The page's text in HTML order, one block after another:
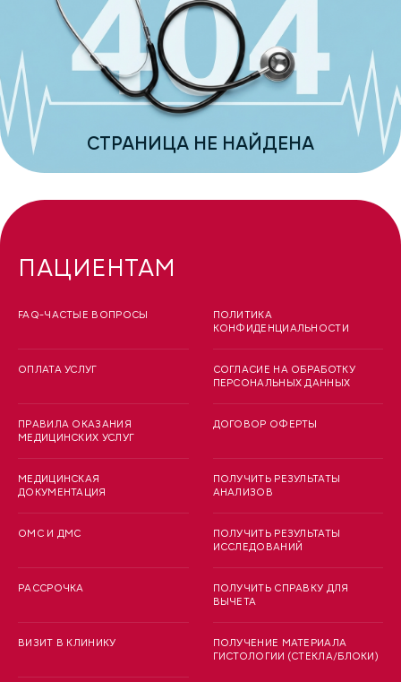
СТРАНИЦА НЕ НАЙДЕНА
ПАЦИЕНТАМ
FAQ-ЧАСТЫЕ ВОПРОСЫ
ОПЛАТА УСЛУГ
ПРАВИЛА ОКАЗАНИЯ
МЕДИЦИНСКИХ УСЛУГ
МЕДИЦИНСКАЯ
ДОКУМЕНТАЦИЯ
ОМС И ДМС
РАССРОЧКА
ВИЗИТ В КЛИНИКУ
ПОЛИТИКА
КОНФИДЕНЦИАЛЬНОСТИ
СОГЛАСИЕ НА ОБРАБОТКУ
ПЕРСОНАЛЬНЫХ ДАННЫХ
ДОГОВОР ОФЕРТЫ
ПОЛУЧИТЬ РЕЗУЛЬТАТЫ
АНАЛИЗОВ
ПОЛУЧИТЬ РЕЗУЛЬТАТЫ
ИССЛЕДОВАНИЙ
ПОЛУЧИТЬ СПРАВКУ ДЛЯ
ВЫЧЕТА
ПОЛУЧЕНИЕ МАТЕРИАЛА
ГИСТОЛОГИИ (СТЕКЛА/БЛОКИ)